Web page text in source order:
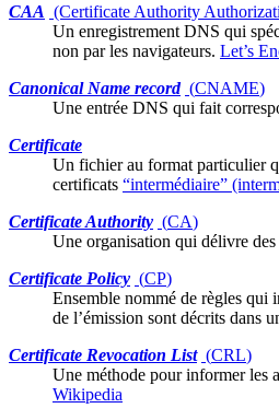
CAA (Certificate Authority
Un enregistrement DNS qui
non par les navigateurs. Let’s
Canonical Name record (CNAME)
Une entrée DNS qui fait
Certificate
Un fichier au format particulier
certificats “intermédiaire”
Certificate Authority (CA)
Une organisation qui délivre des
Certificate Policy (CP)
Ensemble nommé de règles qui
de l’émission sont décrits dans
Certificate Revocation List (CRL)
Une méthode pour informer les
Wikipedia